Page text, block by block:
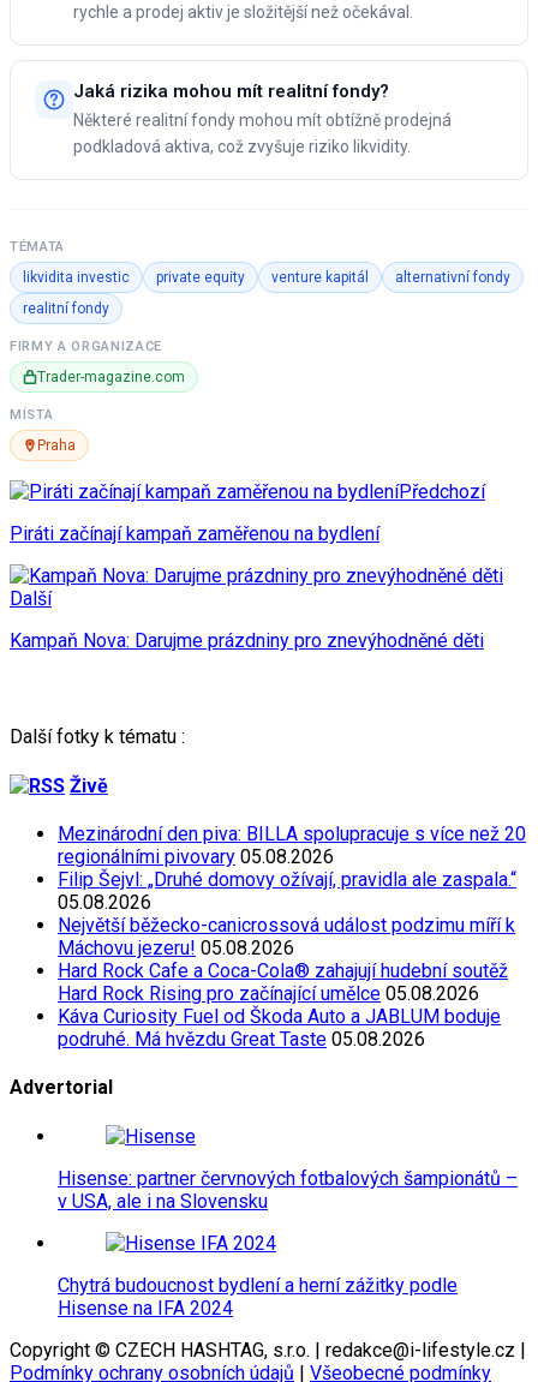
rychle a prodej aktiv je složitější než očekával.
Jaká rizika mohou mít realitní fondy?
Některé realitní fondy mohou mít obtížně prodejná
podkladová aktiva, což zvyšuje riziko likvidity.
TÉMATA
likvidita investic private equity venture kapitál
alternativní fondy
realitní fondy
FIRMY A ORGANIZACE
Trader-magazine.com
MÍSTA
Praha
Předchozí
Piráti začínají kampaň zaměřenou na bydlení
Další
Kampaň Nova: Darujme prázdniny pro znevýhodněné děti
Další fotky k tématu :
Živě
Mezinárodní den piva: BILLA spolupracuje s více než 20
regionálními pivovary 05.08.2026
Filip Šejvl: „Druhé domovy ožívají, pravidla ale zaspala.“
05.08.2026
Největší běžecko-canicrossová událost podzimu míří k
Máchovu jezeru! 05.08.2026
Hard Rock Cafe a Coca-Cola® zahajují hudební soutěž
Hard Rock Rising pro začínající umělce 05.08.2026
Káva Curiosity Fuel od Škoda Auto a JABLUM boduje
podruhé. Má hvězdu Great Taste 05.08.2026
Advertorial
Hisense: partner červnových fotbalových šampionátů –
v USA, ale i na Slovensku
Chytrá budoucnost bydlení a herní zážitky podle
Hisense na IFA 2024
Copyright © CZECH HASHTAG, s.r.o. | redakce@i-lifestyle.cz |
Podmínky ochrany osobních údajů | Všeobecné podmínky